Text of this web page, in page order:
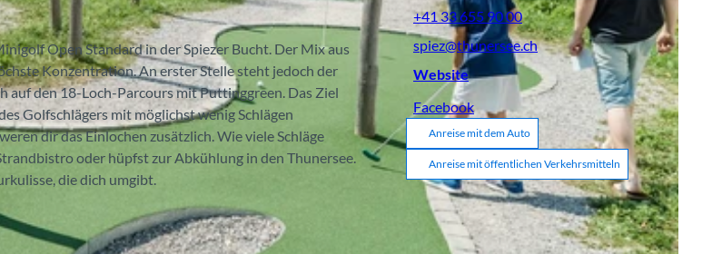
© Spiez Marketing AG, Interlaken Tourismus | CC-BY-SA
Open Standard in der Spiezer Bucht. Der Mix aus
Konzentration. An erster Stelle steht jedoch der
auf den 18-Loch-Parcours mit Puttinggreen. Das Ziel
Golfschlägers mit möglichst wenig Schlägen
dir das Einlochen zusätzlich. Wie viele Schläge
oder hüpfst zur Abkühlung in den Thunersee.
die dich umgibt.
+41 33 655 90 00
spiez@thunersee.ch
Website
Facebook
Anreise mit dem Auto
Anreise mit öffentlichen Verkehrsmitteln